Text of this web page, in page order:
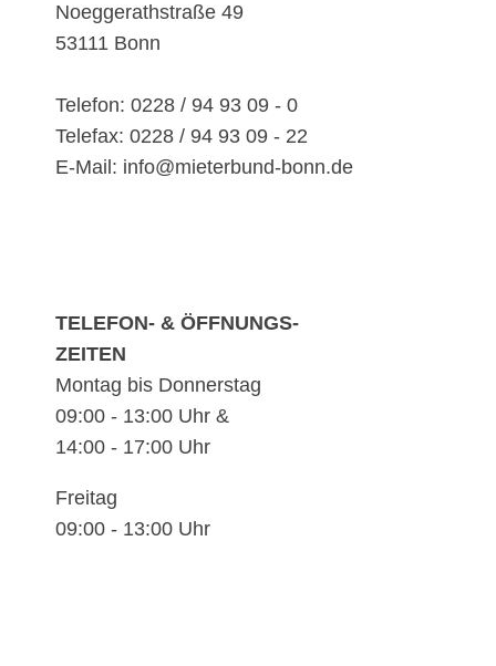
Noeggerathstraße 49
53111 Bonn
Telefon: 0228 / 94 93 09 - 0
Telefax: 0228 / 94 93 09 - 22
E-Mail: info@mieterbund-bonn.de
TELEFON- & ÖFFNUNGS-
ZEITEN
Montag bis Donnerstag
09:00 - 13:00 Uhr &
14:00 - 17:00 Uhr
Freitag
09:00 - 13:00 Uhr